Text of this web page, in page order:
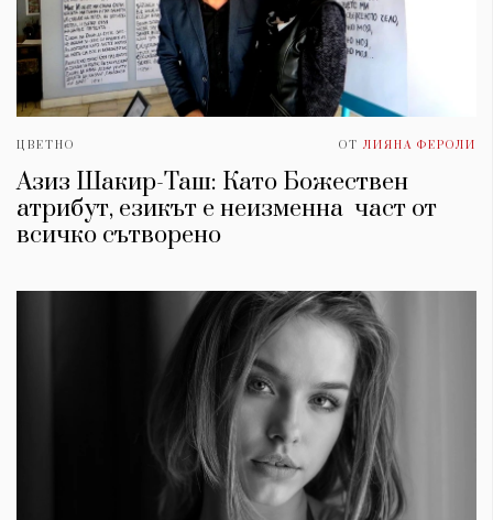
ЦВЕТНО ОТ ЛИЯНА ФЕРОЛИ
Азиз Шакир-Таш: Като Божествен
атрибут, езикът е неизменна част от
всичко сътворено